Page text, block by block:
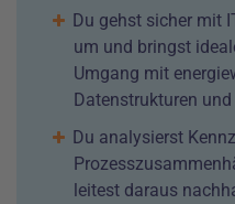
Du gehst sicher mit
um und bringst
Umgang mit
Datenstrukturen
Du analysierst
leitest daraus